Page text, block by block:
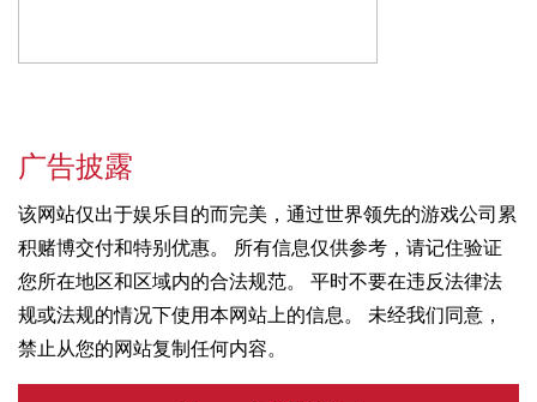
广告披露
该网站仅出于娱乐目的而完美，通过世界领先的游戏公司累
积赌博交付和特别优惠。 所有信息仅供参考，请记住验证
您所在地区和区域内的合法规范。 平时不要在违反法律法
规或法规的情况下使用本网站上的信息。 未经我们同意，
禁止从您的网站复制任何内容。